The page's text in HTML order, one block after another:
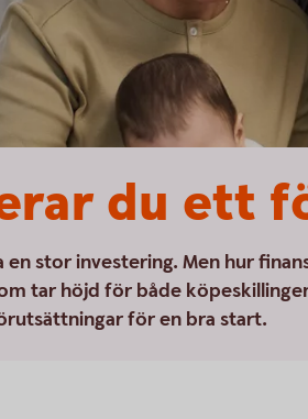
du ett
stor investering. Men hur
tar höjd för både
för en bra start.